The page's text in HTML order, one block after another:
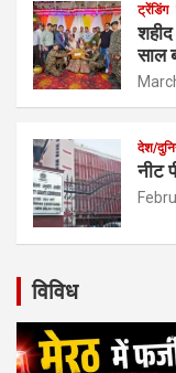
ट्रेंडिंग
साल
देश/
नीट
विविध